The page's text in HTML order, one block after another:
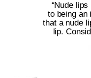
“Nude
to being an
that a nude
lip.